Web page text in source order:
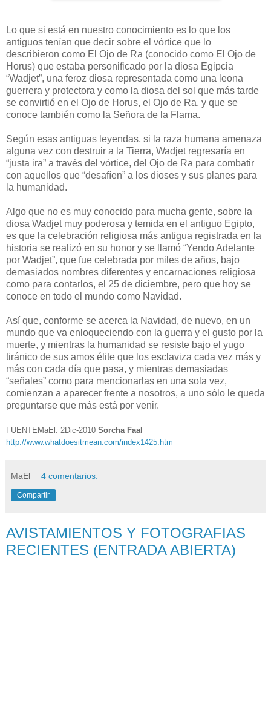
Lo que si está en nuestro conocimiento es lo que los
antiguos tenían que decir sobre el vórtice que lo
describieron como El Ojo de Ra (conocido como El Ojo de
Horus) que estaba personificado por la diosa Egipcia
“Wadjet”, una feroz diosa representada como una leona
guerrera y protectora y como la diosa del sol que más tarde
se convirtió en el Ojo de Horus, el Ojo de Ra, y que se
conoce también como la Señora de la Flama.
Según esas antiguas leyendas, si la raza humana amenaza
alguna vez con destruir a la Tierra, Wadjet regresaría en
“justa ira” a través del vórtice, del Ojo de Ra para combatir
con aquellos que “desafíen” a los dioses y sus planes para
la humanidad.
Algo que no es muy conocido para mucha gente, sobre la
diosa Wadjet muy poderosa y temida en el antiguo Egipto,
es que la celebración religiosa más antigua registrada en la
historia se realizó en su honor y se llamó “Yendo Adelante
por Wadjet”, que fue celebrada por miles de años, bajo
demasiados nombres diferentes y encarnaciones religiosa
como para contarlos, el 25 de diciembre, pero que hoy se
conoce en todo el mundo como Navidad.
Así que, conforme se acerca la Navidad, de nuevo, en un
mundo que va enloqueciendo con la guerra y el gusto por la
muerte, y mientras la humanidad se resiste bajo el yugo
tiránico de sus amos élite que los esclaviza cada vez más y
más con cada día que pasa, y mientras demasiadas
“señales” como para mencionarlas en una sola vez,
comienzan a aparecer frente a nosotros, a uno sólo le queda
preguntarse que más está por venir.
FUENTEMaEl: 2Dic-2010 Sorcha Faal
http://www.whatdoesitmean.com/index1425.htm
MaEl 4 comentarios:
Compartir
AVISTAMIENTOS Y FOTOGRAFIAS
RECIENTES (ENTRADA ABIERTA)